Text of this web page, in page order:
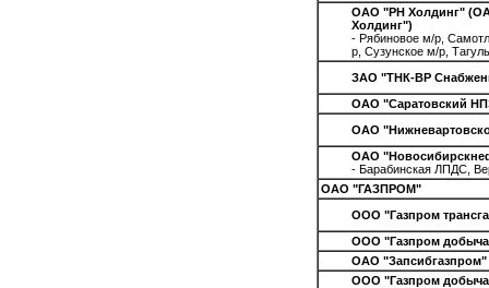
ОАО "РН Холдинг"
Холдинг")
- Рябиновое м/р,
р, Сузунское м/р,
ЗАО "ТНК-ВР
ОАО "Саратовский
ОАО
ОАО
- Барабинская ЛПДС,
ОАО "ГАЗПРОМ"
ООО "Газпром
ООО "Газпром добыча
ОАО "Запсибгазпром"
ООО "Газпром